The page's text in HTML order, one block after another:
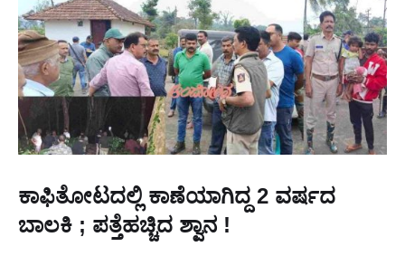
ಕಾಫಿತೋಟದಲ್ಲಿ ಕಾಣೆಯಾಗಿದ್ದ 2 ವರ್ಷದ
ಬಾಲಕಿ ; ಪತ್ತೆಹಚ್ಚಿದ ಶ್ವಾನ !